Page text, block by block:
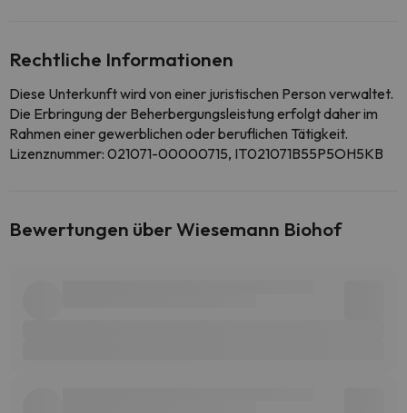
Rechtliche Informationen
Diese Unterkunft wird von einer juristischen Person verwaltet.
Die Erbringung der Beherbergungsleistung erfolgt daher im
Rahmen einer gewerblichen oder beruflichen Tätigkeit.
Lizenznummer: 021071-00000715, IT021071B55P5OH5KB
Bewertungen über Wiesemann Biohof